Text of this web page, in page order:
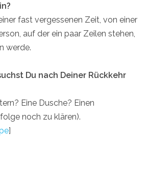
fast vergessenen Zeit, von einer
auf der ein paar Zeilen stehen,
werde.
Du nach Deiner Rückkehr
Eine Dusche? Einen
noch zu klären).
]